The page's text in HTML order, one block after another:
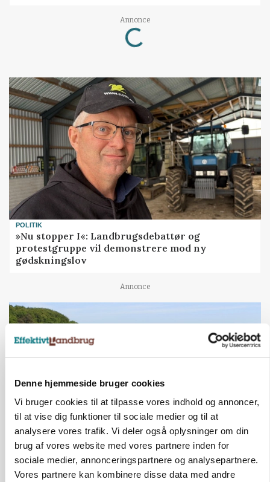
Denne hjemmeside bruger cookies
Vi bruger cookies til at tilpasse vores indhold og annoncer,
til at vise dig funktioner til sociale medier og til at
analysere vores trafik. Vi deler også oplysninger om din
brug af vores website med vores partnere inden for
sociale medier, annonceringspartnere og analysepartnere.
Vores partnere kan kombinere disse data med andre
Annonce
Loading...
POLITIK
»Nu stopper I«: Landbrugsdebattør og
protestgruppe vil demonstrere mod ny
gødskningslov
Annonce
KVÆG
Snart kan man søge tilskud til naturprojekter